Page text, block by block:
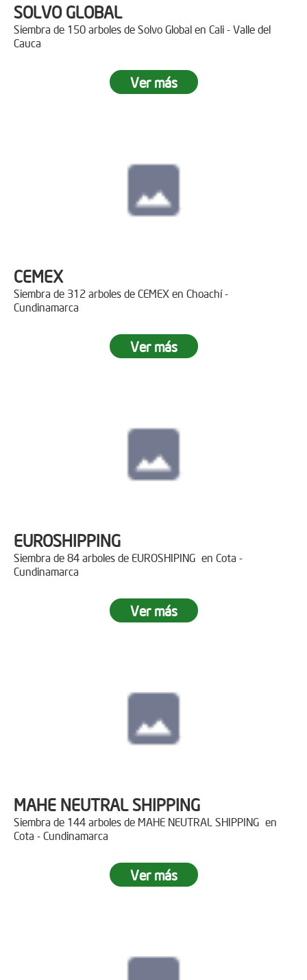
SOLVO GLOBAL
Siembra de 150 arboles de Solvo Global en Cali - Valle del
Cauca
Ver más
CEMEX
Siembra de 312 arboles de CEMEX en Choachí -
Cundinamarca
Ver más
EUROSHIPPING
Siembra de 84 arboles de EUROSHIPING en Cota -
Cundinamarca
Ver más
MAHE NEUTRAL SHIPPING
Siembra de 144 arboles de MAHE NEUTRAL SHIPPING en
Cota - Cundinamarca
Ver más